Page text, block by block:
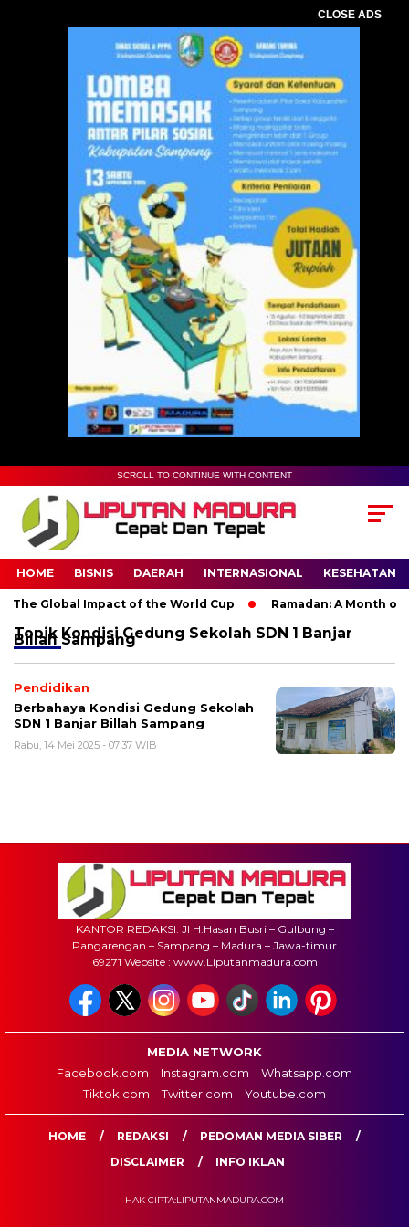
CLOSE ADS
SCROLL TO CONTINUE WITH CONTENT
HOME BISNIS DAERAH INTERNASIONAL KESEHATAN
Global Impact of the World Cup Ramadan: A Month of
Topik Kondisi Gedung Sekolah SDN 1 Banjar
Billah Sampang
Pendidikan
Berbahaya Kondisi Gedung Sekolah
SDN 1 Banjar Billah Sampang
Rabu, 14 Mei 2025 - 07:37 WIB
KANTOR REDAKSI: Jl H.Hasan Busri – Gulbung –
Pangarengan – Sampang – Madura – Jawa-timur
69271 Website : www.Liputanmadura.com
MEDIA NETWORK
Facebook.com
Instagram.com
Whatsapp.com
Tiktok.com
Twitter.com Youtube.com
HOME REDAKSI
PEDOMAN MEDIA SIBER
DISCLAIMER
INFO IKLAN
HAK CIPTA:LIPUTANMADURA.COM